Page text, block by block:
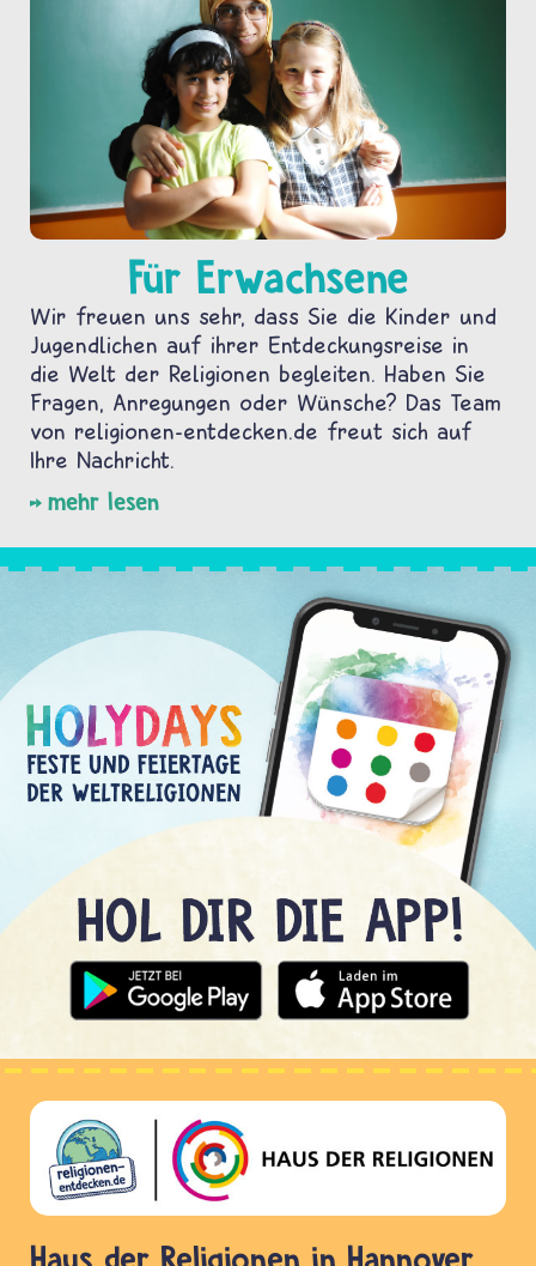
Für Erwachsene
Wir freuen uns sehr, dass Sie die Kinder und
Jugendlichen auf ihrer Entdeckungsreise in
die Welt der Religionen begleiten. Haben Sie
Fragen, Anregungen oder Wünsche? Das Team
von religionen-entdecken.de freut sich auf
Ihre Nachricht.
mehr lesen